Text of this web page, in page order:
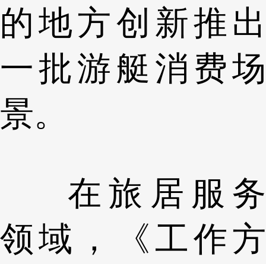
的地方创新推出
一批游艇消费场
景。
在旅居服务
领域，《工作方